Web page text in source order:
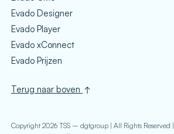
Evado Designer
Evado Player
Evado xConnect
Evado Prijzen
Terug naar boven
Copyright 2026 TSS – dgtgroup | All Rights Reserved |